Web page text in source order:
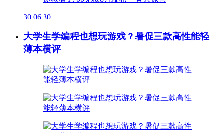
30 06.30
大学生学编程也想玩游戏？暑促三款高性能轻
薄本横评